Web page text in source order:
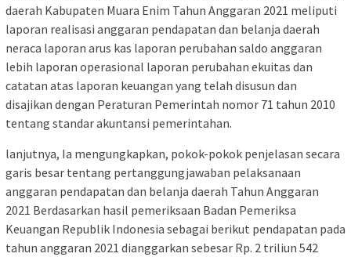
daerah Kabupaten Muara Enim Tahun Anggaran 2021 meliputi
laporan realisasi anggaran pendapatan dan belanja daerah
neraca laporan arus kas laporan perubahan saldo anggaran
lebih laporan operasional laporan perubahan ekuitas dan
catatan atas laporan keuangan yang telah disusun dan
disajikan dengan Peraturan Pemerintah nomor 71 tahun 2010
tentang standar akuntansi pemerintahan.
lanjutnya, Ia mengungkapkan, pokok-pokok penjelasan secara
garis besar tentang pertanggungjawaban pelaksanaan
anggaran pendapatan dan belanja daerah Tahun Anggaran
2021 Berdasarkan hasil pemeriksaan Badan Pemeriksa
Keuangan Republik Indonesia sebagai berikut pendapatan pada
tahun anggaran 2021 dianggarkan sebesar Rp. 2 triliun 542